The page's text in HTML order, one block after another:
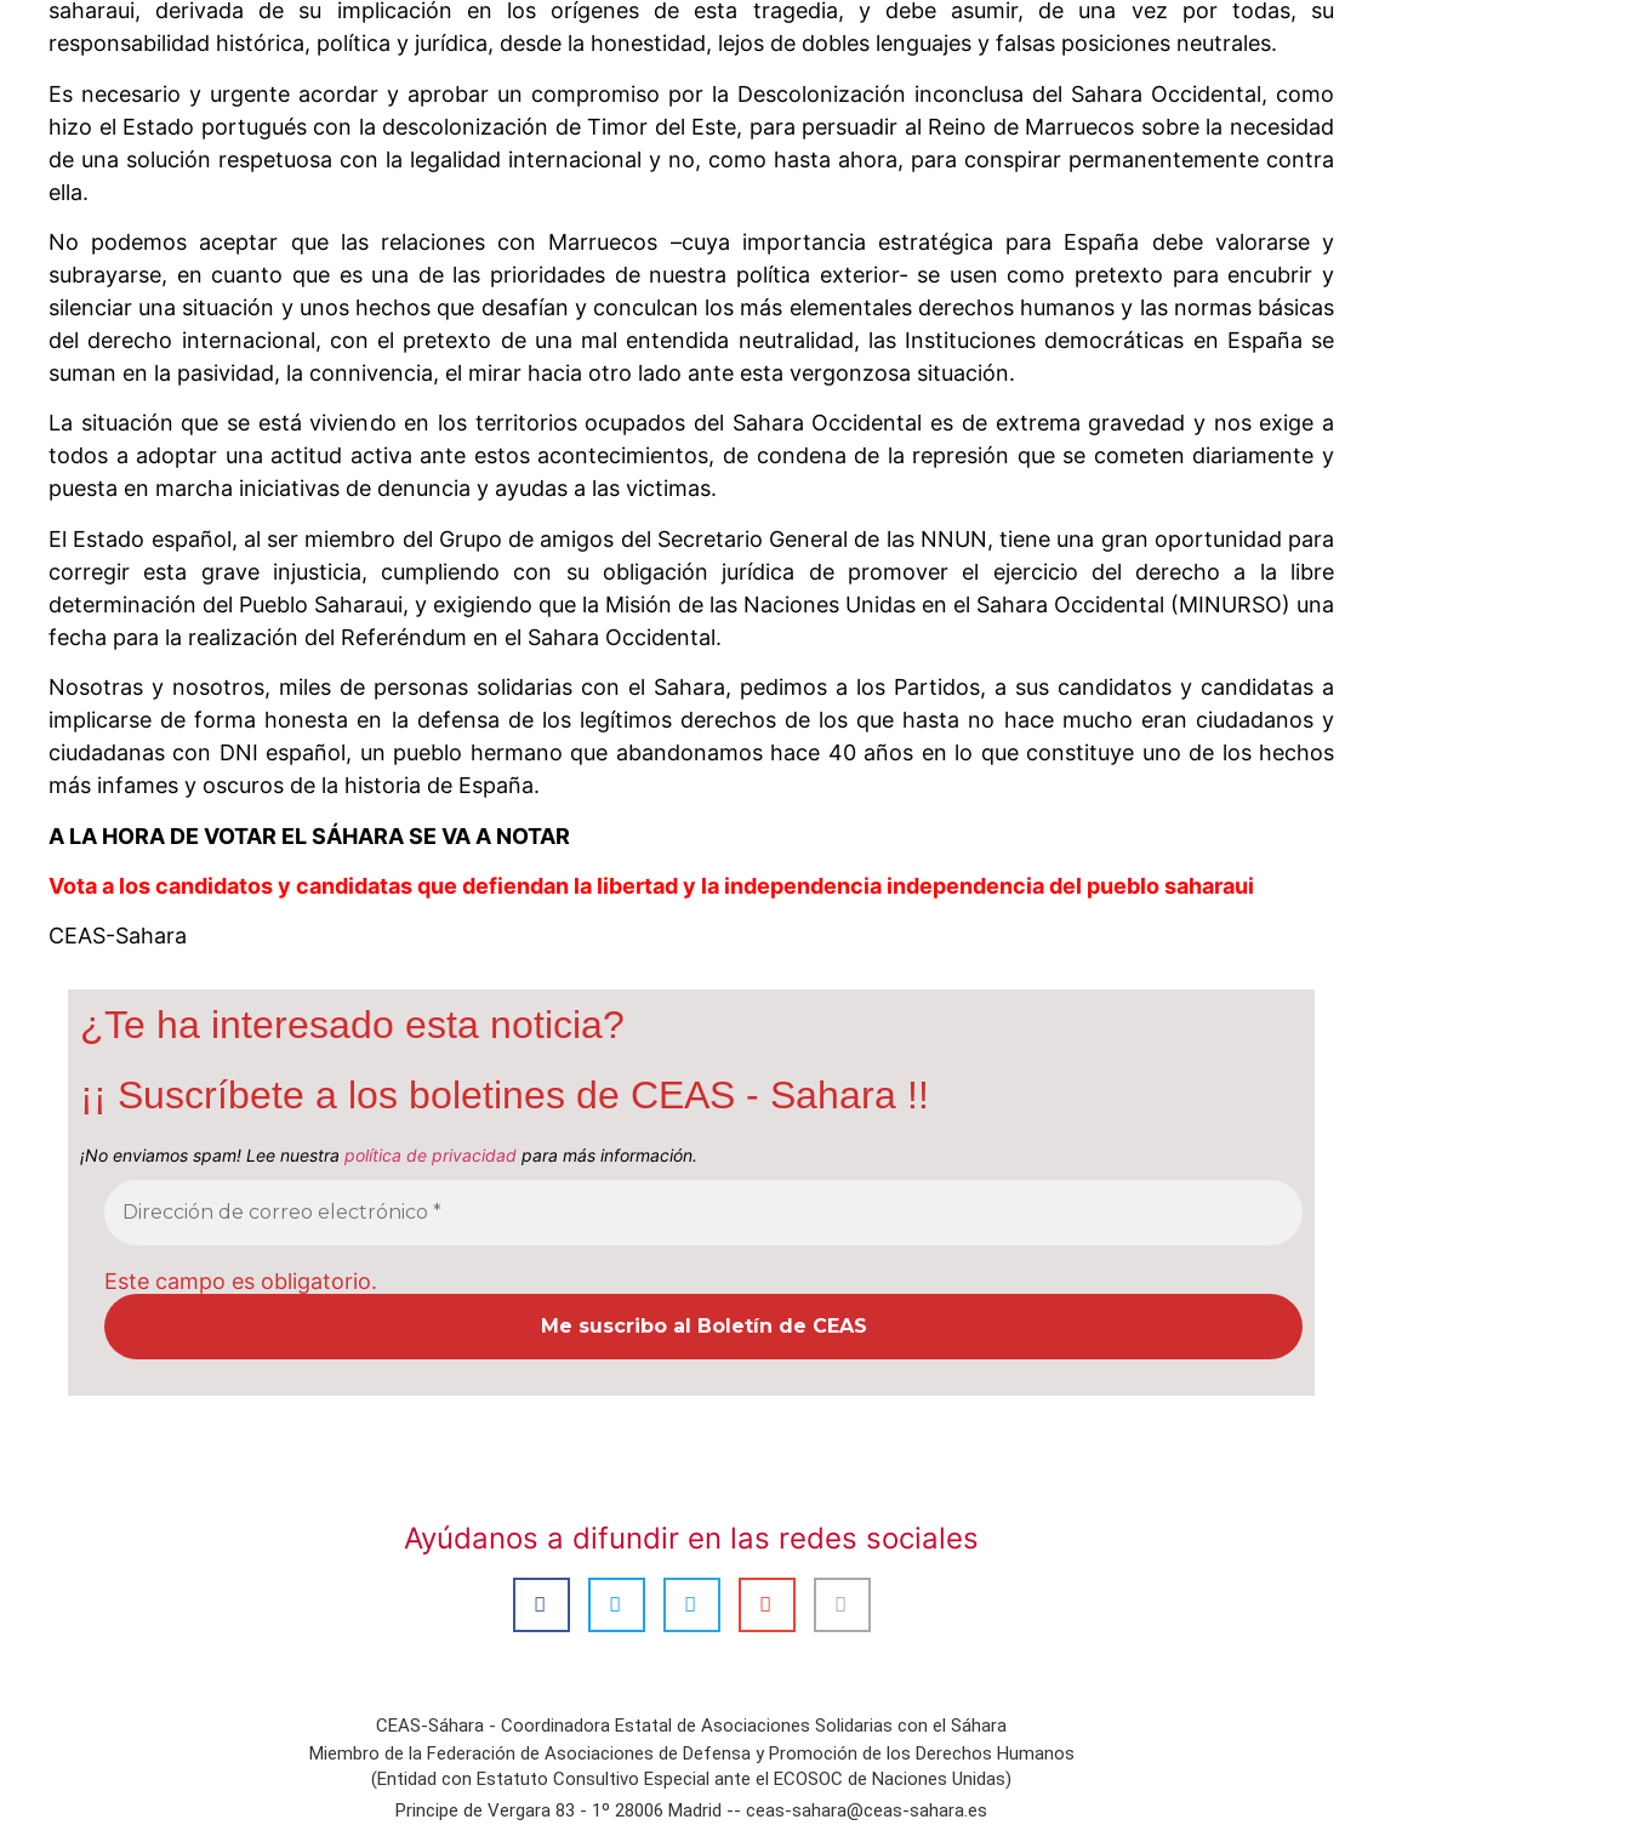
saharaui, derivada de su implicación en los orígenes de esta tragedia, y debe asumir, de una vez por todas, su
responsabilidad histórica, política y jurídica, desde la honestidad, lejos de dobles lenguajes y falsas posiciones neutrales.
Es necesario y urgente acordar y aprobar un compromiso por la Descolonización inconclusa del Sahara Occidental, como
hizo el Estado portugués con la descolonización de Timor del Este, para persuadir al Reino de Marruecos sobre la necesidad
de una solución respetuosa con la legalidad internacional y no, como hasta ahora, para conspirar permanentemente contra
ella.
No podemos aceptar que las relaciones con Marruecos –cuya importancia estratégica para España debe valorarse y
subrayarse, en cuanto que es una de las prioridades de nuestra política exterior- se usen como pretexto para encubrir y
silenciar una situación y unos hechos que desafían y conculcan los más elementales derechos humanos y las normas básicas
del derecho internacional, con el pretexto de una mal entendida neutralidad, las Instituciones democráticas en España se
suman en la pasividad, la connivencia, el mirar hacia otro lado ante esta vergonzosa situación.
La situación que se está viviendo en los territorios ocupados del Sahara Occidental es de extrema gravedad y nos exige a
todos a adoptar una actitud activa ante estos acontecimientos, de condena de la represión que se cometen diariamente y
puesta en marcha iniciativas de denuncia y ayudas a las victimas.
El Estado español, al ser miembro del Grupo de amigos del Secretario General de las NNUN, tiene una gran oportunidad para
corregir esta grave injusticia, cumpliendo con su obligación jurídica de promover el ejercicio del derecho a la libre
determinación del Pueblo Saharaui, y exigiendo que la Misión de las Naciones Unidas en el Sahara Occidental (MINURSO) una
fecha para la realización del Referéndum en el Sahara Occidental.
Nosotras y nosotros, miles de personas solidarias con el Sahara, pedimos a los Partidos, a sus candidatos y candidatas a
implicarse de forma honesta en la defensa de los legítimos derechos de los que hasta no hace mucho eran ciudadanos y
ciudadanas con DNI español, un pueblo hermano que abandonamos hace 40 años en lo que constituye uno de los hechos
más infames y oscuros de la historia de España.
A LA HORA DE VOTAR EL SÁHARA SE VA A NOTAR
Vota a los candidatos y candidatas que defiendan la libertad y la independencia independencia del pueblo saharaui
CEAS-Sahara
¿Te ha interesado esta noticia?
¡¡ Suscríbete a los boletines de CEAS - Sahara !!
¡No enviamos spam! Lee nuestra política de privacidad para más información.
Este campo es obligatorio.
Ayúdanos a difundir en las redes sociales
CEAS-Sáhara - Coordinadora Estatal de Asociaciones Solidarias con el Sáhara
Miembro de la Federación de Asociaciones de Defensa y Promoción de los Derechos Humanos
(Entidad con Estatuto Consultivo Especial ante el ECOSOC de Naciones Unidas)
Principe de Vergara 83 - 1º 28006 Madrid -- ceas-sahara@ceas-sahara.es